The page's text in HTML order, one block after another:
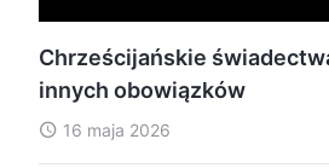
Chrześcijańskie
innych obowiązków
16 maja 2026